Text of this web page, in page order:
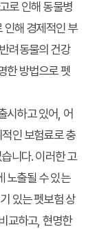
로 인해 동물병
인해 경제적인 부
려동물의 건강
한 방법으로 펫
시하고 있어, 어
인 보험료로 충
니다. 이러한 고
노출될 수 있는
있는 펫보험 상
교하고, 현명한